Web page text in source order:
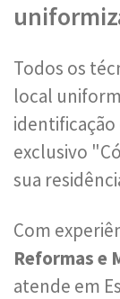
Todos os
local
exclusivo
sua
Com
Reformas e
atende em